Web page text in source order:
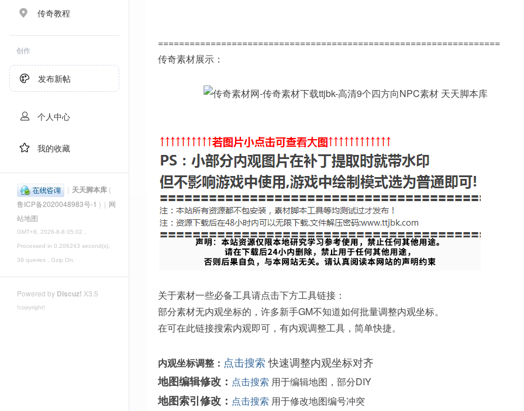
传奇教程
创作
发布新帖
个人中心
我的收藏
| 天天脚本库 (
鲁ICP备2020048983号-1 ) | 网
站地图
GMT+8, 2026-8-8 05:02 ,
Processed in 0.206243 second(s),
39 queries , Gzip On.
Powered by Discuz! X3.5
!copyright!
=================================================================
传奇素材展示：
关于素材一些必备工具请点击下方工具链接：
部分素材无内观坐标的，许多新手GM不知道如何批量调整内观坐标。
在可在此链接搜索内观即可，有内观调整工具，简单快捷。
内观坐标调整： 点击搜索快速调整内观坐标对齐
地图编辑修改： 点击搜索 用于编辑地图，部分DIY
地图索引修改： 点击搜索 用于修改地图编号冲突